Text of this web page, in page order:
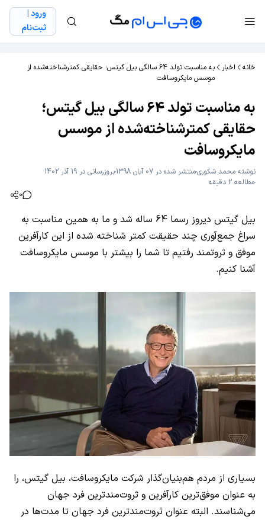
ورود |
ثبت‌نام
خانه اخبار
به مناسبت تولد 64 سالگی بیل گیتس؛ حقایقی کمترشناخته‌شده از
موسس مایکروسافت
به مناسبت تولد 64 سالگی بیل گیتس؛
حقایقی کمترشناخته‌شده از موسس
مایکروسافت
نوشته محمد شکوریمنتشر شده در 07 آبان 1398
بروزرسانی در 19 آذر 1402
مطالعه 2 دقیقه
0
بیل گیتس دیروز رسما 64 ساله شد و ما به همین مناسبت به
سراغ جمع‌آوری چند حقیقت کمتر شناخته شده از این کارآفرین
موفق و ثروتمند رفتیم تا شما را بیشتر با موسس مایکروسافت
آشنا کنیم.
بسیاری از مردم هم‌بنیان‌گذار شرکت مایکروسافت، بیل گیتس، را
به عنوان موفق‌ترین کارآفرین و ثروت‌مندترین فرد جهان
می‌شناسند. البته عنوان ثروت‌مندترین فرد جهان تا مدت‌ها در